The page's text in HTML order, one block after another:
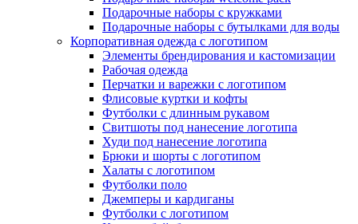
Подарочные наборы с кружками
Подарочные наборы с бутылками для воды
Корпоративная одежда с логотипом
Элементы брендирования и кастомизации
Рабочая одежда
Перчатки и варежки с логотипом
Флисовые куртки и кофты
Футболки с длинным рукавом
Свитшоты под нанесение логотипа
Худи под нанесение логотипа
Брюки и шорты с логотипом
Халаты с логотипом
Футболки поло
Джемперы и кардиганы
Футболки с логотипом